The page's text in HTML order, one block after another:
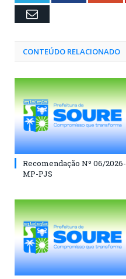
Email
CONTEÚDO RELACIONADO
Recomendação Nº 06/2026-
MP-PJS